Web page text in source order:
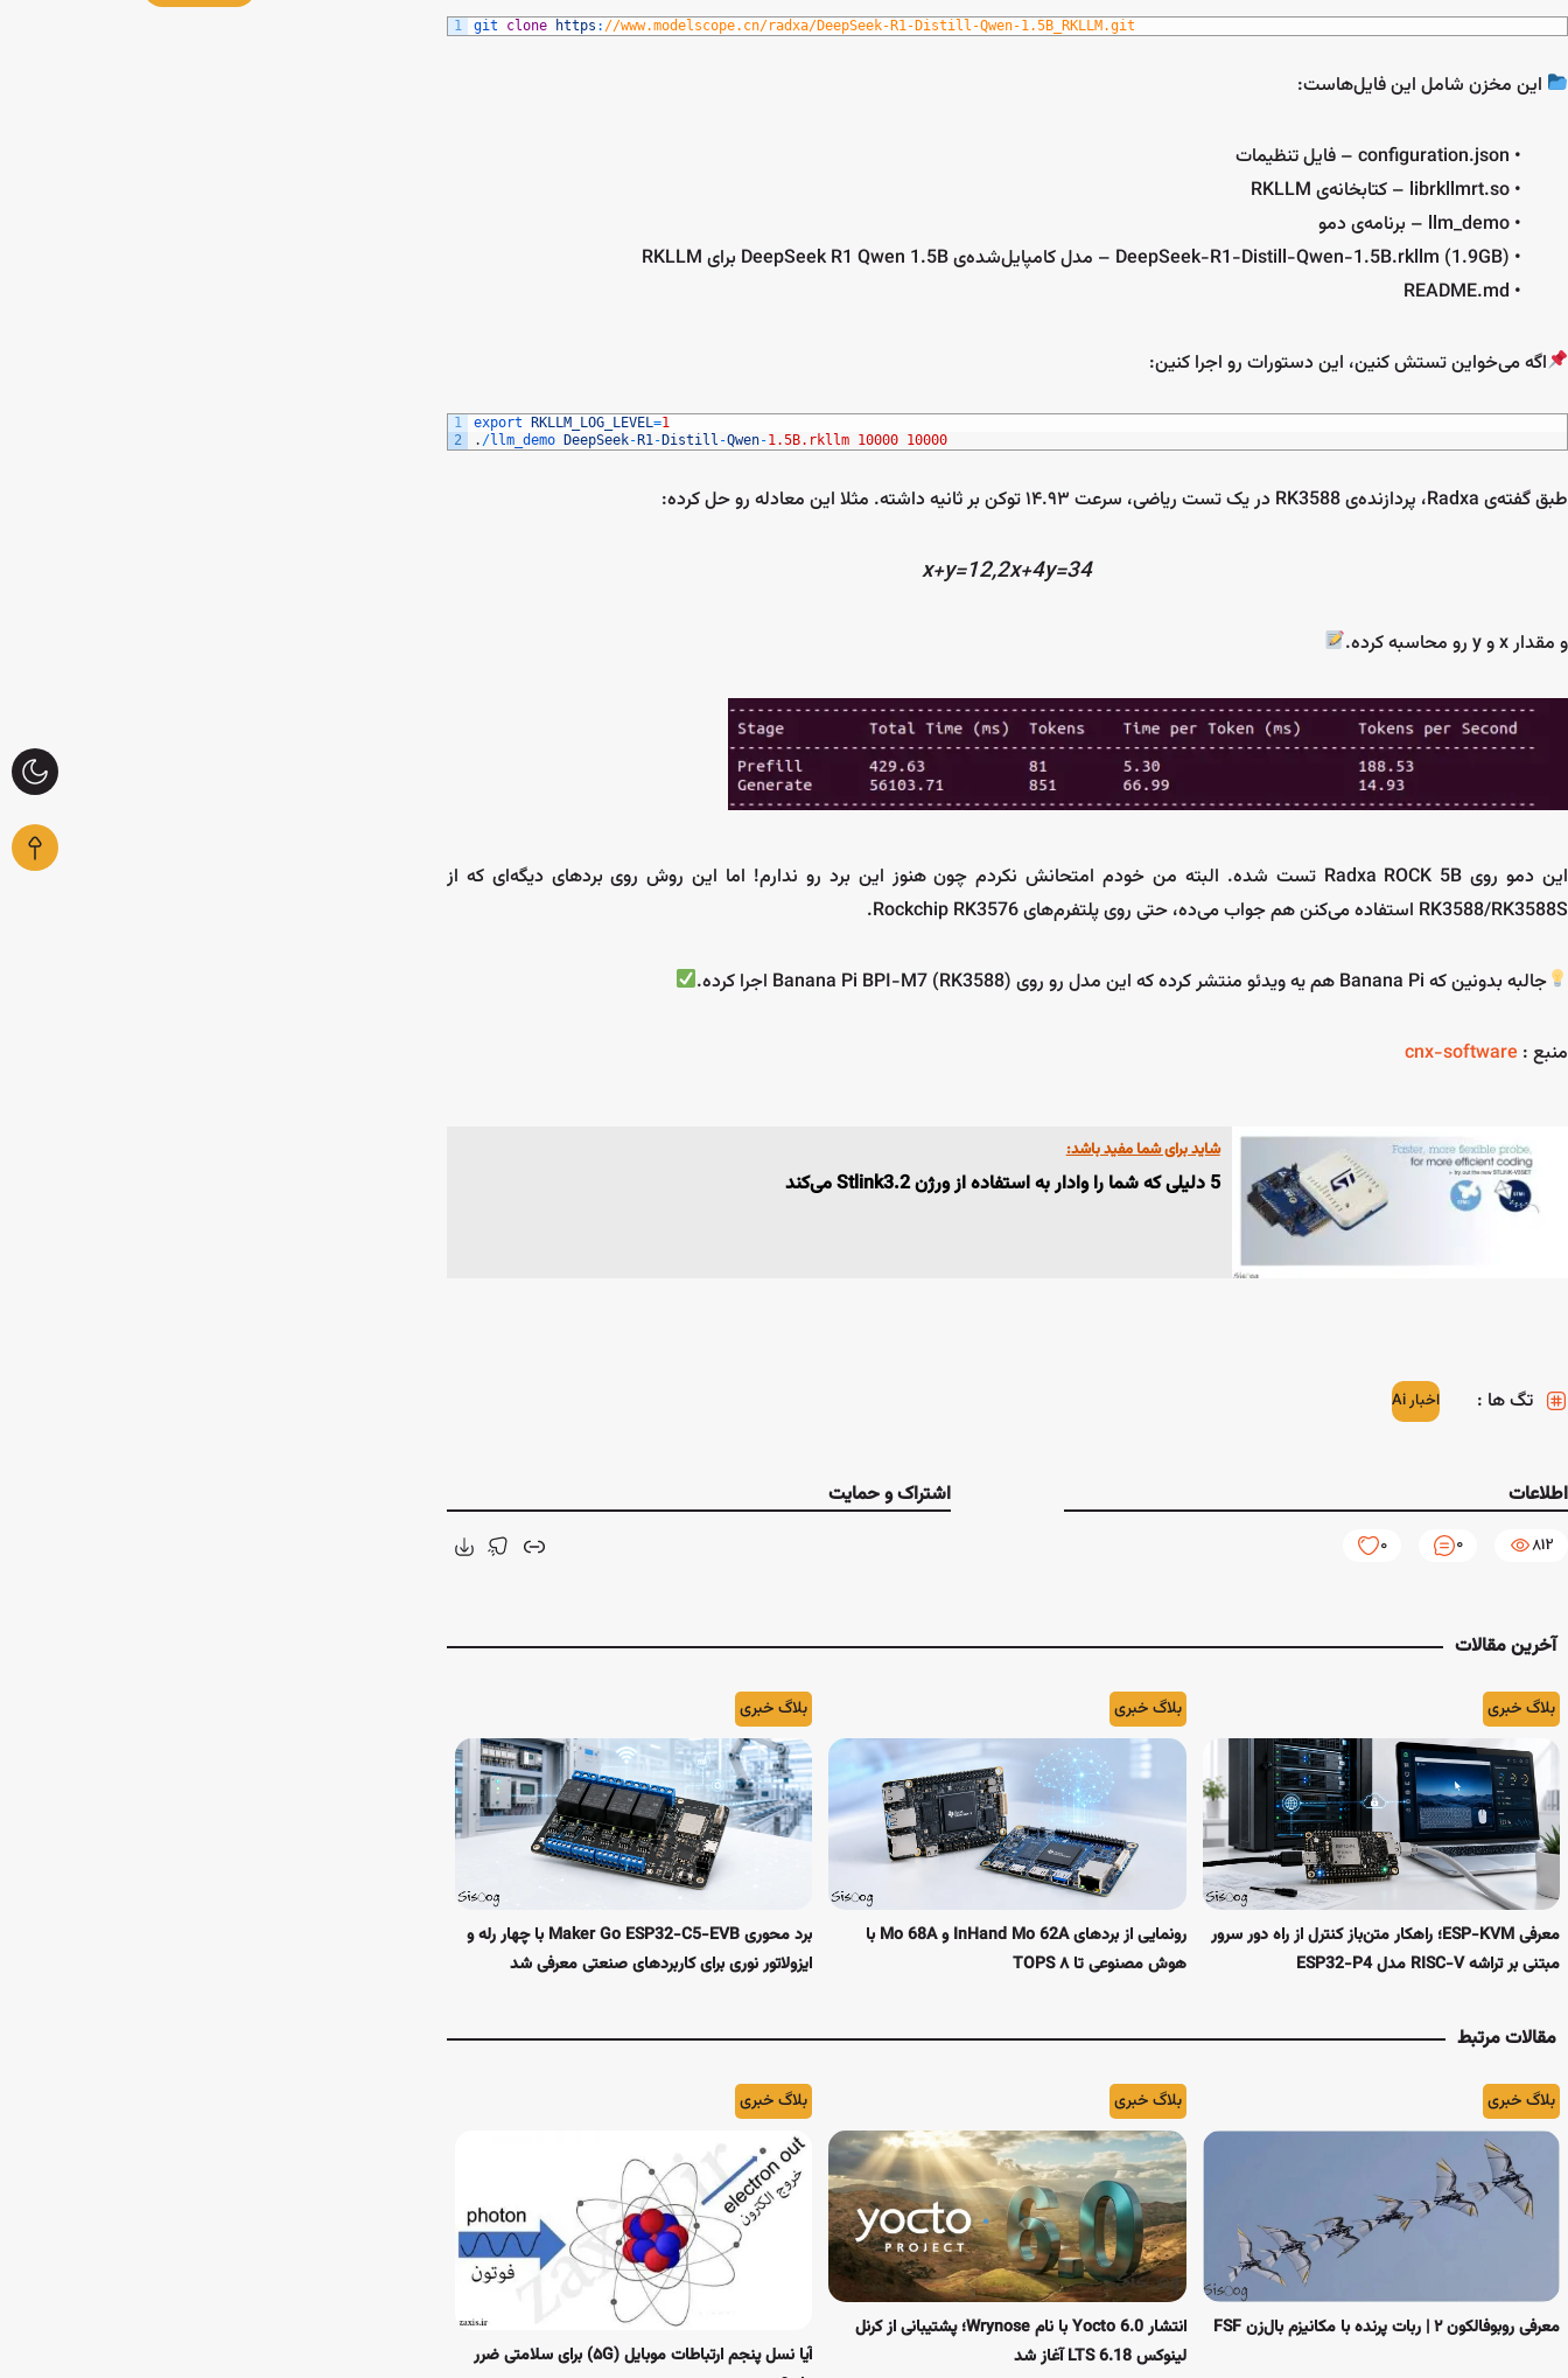
1 git clone https : //www.modelscope.cn/radxa/DeepSeek-R1-Distill-Qwen-1.5B_RKLLM.git
این مخزن شامل این فایل‌هاست:
• configuration.json – فایل تنظیمات
• librkllmrt.so – کتابخانه‌ی RKLLM
• llm_demo – برنامه‌ی دمو
• DeepSeek-R1-Distill-Qwen-1.5B.rkllm (1.9GB) – مدل کامپایل‌شده‌ی DeepSeek R1 Qwen 1.5B برای RKLLM
• README.md
اگه می‌خواین تستش کنین، این دستورات رو اجرا کنین:
1
2
export RKLLM_LOG_LEVEL =1
. /llm_demo DeepSeek-R1 -Distill -Qwen-1.5B.rkllm 10000 10000
طبق گفته‌ی Radxa، پردازنده‌ی RK3588 در یک تست ریاضی، سرعت ۱۴.۹۳ توکن بر ثانیه داشته. مثلا این معادله رو حل کرده:
x+y=12,2x+4y=34
و مقدار x و y رو محاسبه کرده.
این دمو روی Radxa ROCK 5B تست شده. البته من خودم امتحانش نکردم چون هنوز این برد رو ندارم! اما این روش روی بردهای دیگه‌ای که از
RK3588/RK3588S استفاده می‌کنن هم جواب می‌ده، حتی روی پلتفرم‌های Rockchip RK3576.
جالبه بدونین که Banana Pi هم یه ویدئو منتشر کرده که این مدل رو روی Banana Pi BPI-M7 (RK3588) اجرا کرده.
منبع : cnx-software
شاید برای شما مفید باشد:
5 دلیلی که شما را وادار به استفاده از ورژن Stlink3.2 می‌کند
تگ ها : اخبار Ai
اطلاعات
812
0
0
اشتراک و حمایت
آخرین مقالات
بلاگ خبری
معرفی ESP-KVM؛ راهکار متن‌باز کنترل از راه دور سرور
مبتنی بر تراشه RISC-V مدل ESP32-P4
بلاگ خبری
رونمایی از بردهای InHand Mo 62A و Mo 68A با
هوش مصنوعی تا ۸ TOPS
بلاگ خبری
برد محوری Maker Go ESP32-C5-EVB با چهار رله و
ایزولاتور نوری برای کاربردهای صنعتی معرفی شد
مقالات مرتبط
بلاگ خبری
معرفی روبوفالکون ۲ | ربات پرنده با مکانیزم بال‌زن FSF
بلاگ خبری
انتشار Yocto 6.0 با نام Wrynose؛ پشتیبانی از کرنل
لینوکس 6.18 LTS آغاز شد
بلاگ خبری
آیا نسل پنجم ارتباطات موبایل (۵G) برای سلامتی ضرر